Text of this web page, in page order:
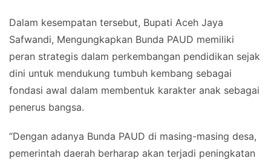
Dalam kesempatan tersebut, Bupati Aceh Jaya
Safwandi, Mengungkapkan Bunda PAUD memiliki
peran strategis dalam perkembangan pendidikan sejak
dini untuk mendukung tumbuh kembang sebagai
fondasi awal dalam membentuk karakter anak sebagai
penerus bangsa.
“Dengan adanya Bunda PAUD di masing-masing desa,
pemerintah daerah berharap akan terjadi peningkatan